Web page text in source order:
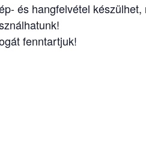
és hangfelvétel
fenntartjuk!